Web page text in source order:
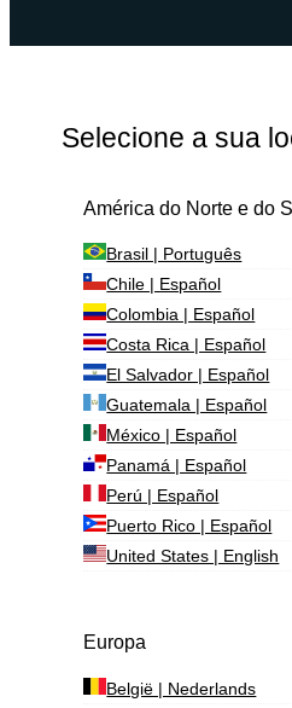
Selecione a sua
América do Norte e do
Brasil | Português
Chile | Español
Colombia | Español
Costa Rica | Español
El Salvador | Español
Guatemala | Español
México | Español
Panamá | Español
Perú | Español
Puerto Rico | Español
United States | English
Europa
België | Nederlands